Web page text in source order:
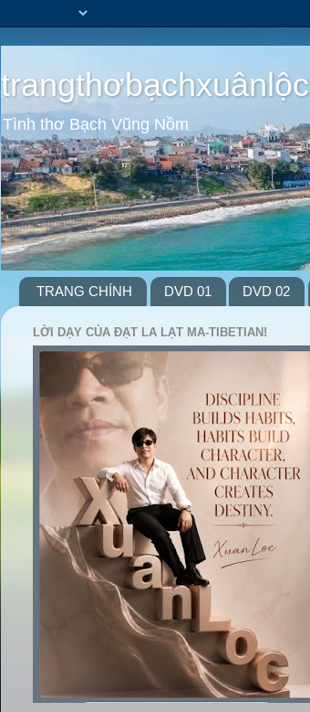
trangthơbạchxuânlộc
Tình thơ Bạch Vũng Nồm
TRANG CHÍNH DVD 01 DVD 02
LỜI DẠY CỦA ĐẠT LA LẠT MA-TIBETIAN!